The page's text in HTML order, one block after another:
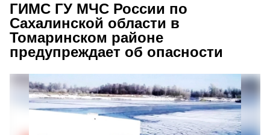
ГИМС ГУ МЧС России по
Сахалинской области в
Томаринском районе
предупреждает об опасности